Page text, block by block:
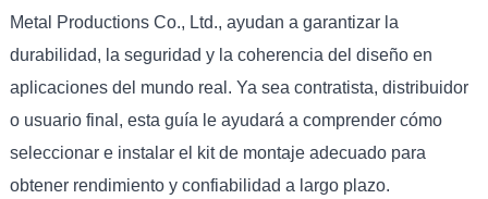
Metal Productions Co., Ltd., ayudan a garantizar la
durabilidad, la seguridad y la coherencia del diseño en
aplicaciones del mundo real. Ya sea contratista, distribuidor
o usuario final, esta guía le ayudará a comprender cómo
seleccionar e instalar el kit de montaje adecuado para
obtener rendimiento y confiabilidad a largo plazo.